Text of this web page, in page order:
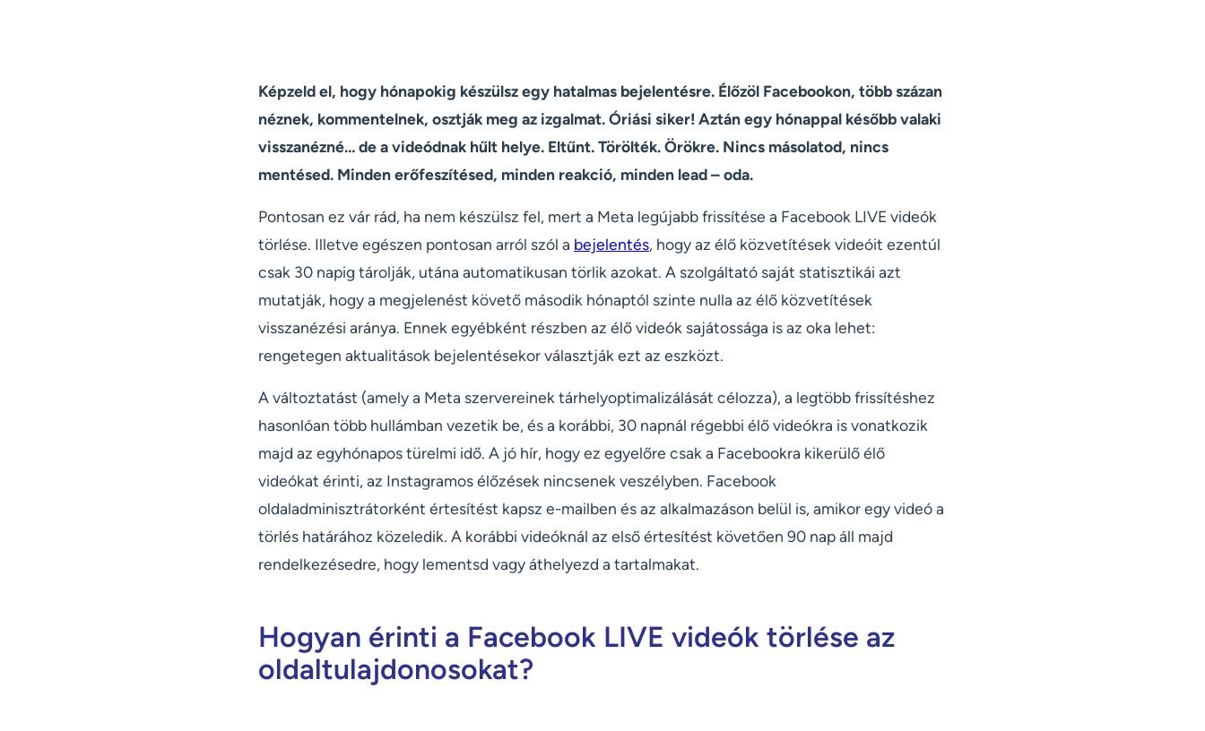
Képzeld el, hogy hónapokig készülsz egy hatalmas bejelentésre. Élőzöl Facebookon, több százan
néznek, kommentelnek, osztják meg az izgalmat. Óriási siker! Aztán egy hónappal később valaki
visszanézné… de a videódnak hűlt helye. Eltűnt. Törölték. Örökre. Nincs másolatod, nincs
mentésed. Minden erőfeszítésed, minden reakció, minden lead – oda.
Pontosan ez vár rád, ha nem készülsz fel, mert a Meta legújabb frissítése a Facebook LIVE videók
törlése. Illetve egészen pontosan arról szól a bejelentés, hogy az élő közvetítések videóit ezentúl
csak 30 napig tárolják, utána automatikusan törlik azokat. A szolgáltató saját statisztikái azt
mutatják, hogy a megjelenést követő második hónaptól szinte nulla az élő közvetítések
visszanézési aránya. Ennek egyébként részben az élő videók sajátossága is az oka lehet:
rengetegen aktualitások bejelentésekor választják ezt az eszközt.
A változtatást (amely a Meta szervereinek tárhelyoptimalizálását célozza), a legtöbb frissítéshez
hasonlóan több hullámban vezetik be, és a korábbi, 30 napnál régebbi élő videókra is vonatkozik
majd az egyhónapos türelmi idő. A jó hír, hogy ez egyelőre csak a Facebookra kikerülő élő
videókat érinti, az Instagramos élőzések nincsenek veszélyben. Facebook
oldaladminisztrátorként értesítést kapsz e-mailben és az alkalmazáson belül is, amikor egy videó a
törlés határához közeledik. A korábbi videóknál az első értesítést követően 90 nap áll majd
rendelkezésedre, hogy lementsd vagy áthelyezd a tartalmakat.
Hogyan érinti a Facebook LIVE videók törlése az
oldaltulajdonosokat?